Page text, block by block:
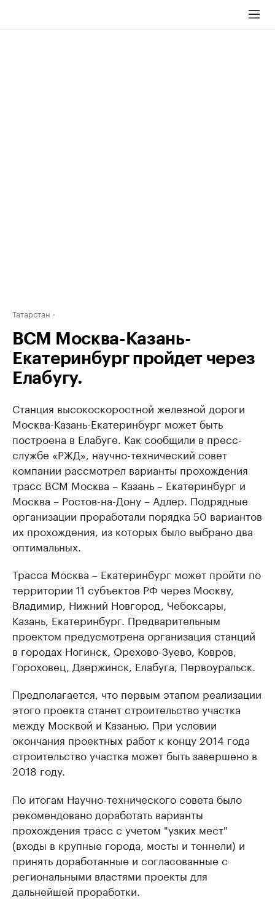
Татарстан
ВСМ Москва-Казань-
Екатеринбург пройдет через
Елабугу.
Станция высокоскоростной железной дороги
Москва-Казань-Екатеринбург может быть
построена в Елабуге. Как сообщили в пресс-
службе «РЖД», научно-технический совет
компании рассмотрел варианты прохождения
трасс ВСМ Москва – Казань – Екатеринбург и
Москва – Ростов-на-Дону – Адлер. Подрядные
организации проработали порядка 50 вариантов
их прохождения, из которых было выбрано два
оптимальных.
Трасса Москва – Екатеринбург может пройти по
территории 11 субъектов РФ через Москву,
Владимир, Нижний Новгород, Чебоксары,
Казань, Екатеринбург. Предварительным
проектом предусмотрена организация станций
в городах Ногинск, Орехово-Зуево, Ковров,
Гороховец, Дзержинск, Елабуга, Первоуральск.
Предполагается, что первым этапом реализации
этого проекта станет строительство участка
между Москвой и Казанью. При условии
окончания проектных работ к концу 2014 года
строительство участка может быть завершено в
2018 году.
По итогам Научно-технического совета было
рекомендовано доработать варианты
прохождения трасс с учетом "узких мест"
(входы в крупные города, мосты и тоннели) и
принять доработанные и согласованные с
региональными властями проекты для
дальнейшей проработки.